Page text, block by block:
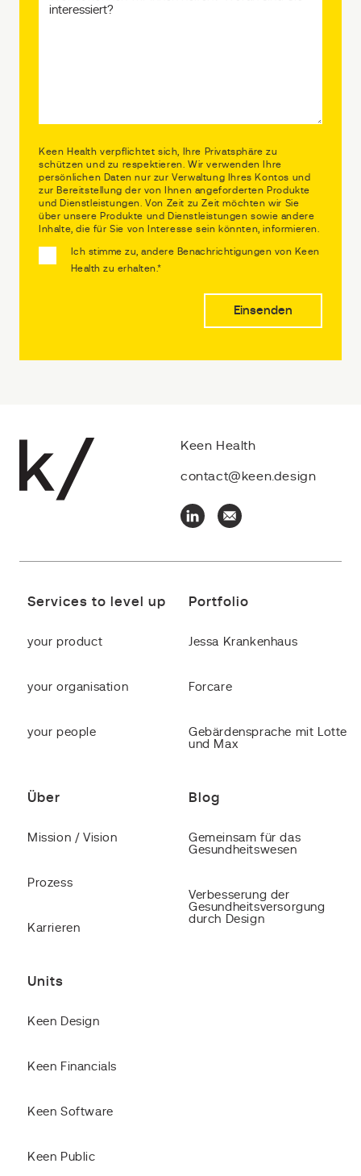
Keen Health verpflichtet sich, Ihre Privatsphäre zu
schützen und zu respektieren. Wir verwenden Ihre
persönlichen Daten nur zur Verwaltung Ihres Kontos und
zur Bereitstellung der von Ihnen angeforderten Produkte
und Dienstleistungen. Von Zeit zu Zeit möchten wir Sie
über unsere Produkte und Dienstleistungen sowie andere
Inhalte, die für Sie von Interesse sein könnten, informieren.
Ich stimme zu, andere Benachrichtigungen von Keen
Health zu erhalten.*
Keen Health
contact@keen.design
Services to level up
your product
your organisation
your people
Portfolio
Jessa Krankenhaus
Forcare
Gebärdensprache mit Lotte
und Max
Über
Mission / Vision
Prozess
Karrieren
Blog
Gemeinsam für das
Gesundheitswesen
Verbesserung der
Gesundheitsversorgung
durch Design
Units
Keen Design
Keen Financials
Keen Software
Keen Public